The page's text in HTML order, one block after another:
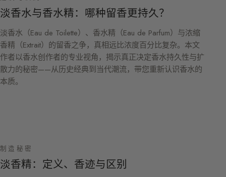
淡香水与香水精：哪种留香更持久？
淡香水（Eau de Toilette）、香水精（Eau de Parfum）与浓缩
香精（Extrait）的留香之争，真相远比浓度百分比复杂。本文
作者以香水创作者的专业视角，揭示真正决定香水持久性与扩
散力的秘密——从历史经典到当代潮流，带您重新认识香水的
本质。
制造秘密
淡香精：定义、香迹与区别